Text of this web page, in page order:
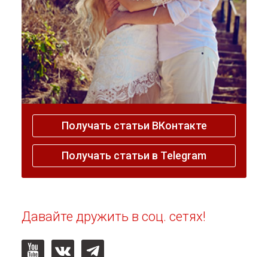
Получать статьи ВКонтакте
Получать статьи в Telegram
Давайте дружить в соц. сетях!